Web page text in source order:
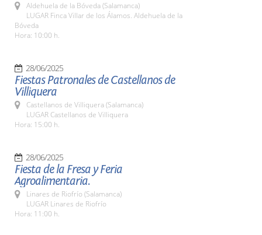
Aldehuela de la Bóveda (Salamanca)
LUGAR Finca Villar de los Álamos. Aldehuela de la
Bóveda
Hora: 10:00 h.
28/06/2025
Fiestas Patronales de Castellanos de
Villiquera
Castellanos de Villiquera (Salamanca)
LUGAR Castellanos de Villiquera
Hora: 15:00 h.
28/06/2025
Fiesta de la Fresa y Feria
Agroalimentaria.
Linares de Riofrío (Salamanca)
LUGAR Linares de Riofrío
Hora: 11:00 h.